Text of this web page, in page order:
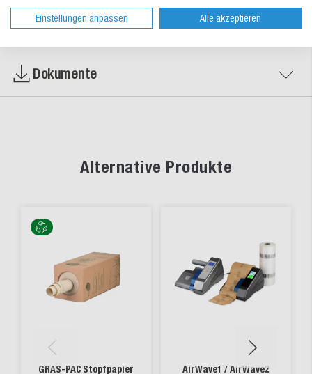
Zur Bestelltabelle ↑ Beratung anfordern
Dokumente
Alternative Produkte
GRAS-PAC Stopfpapier AirWave1 / AirWave2
Einstellungen anpassen Alle akzeptieren